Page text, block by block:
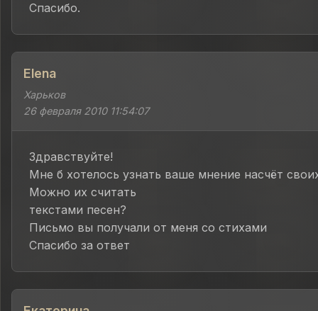
Спасибо.
Elena
Харьков
26 февраля 2010 11:54:07
Здравствуйте!
Мне б хотелось узнать ваше мнение насчёт
Можно их считать
текстами песен?
Письмо вы получали от меня со стихами
Спасибо за ответ